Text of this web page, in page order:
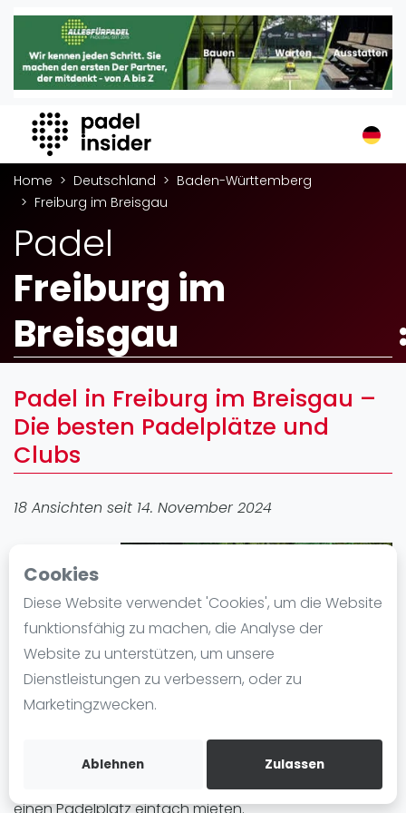
Cookies
Diese Website verwendet 'Cookies', um die Website
funktionsfähig zu machen, die Analyse der
Website zu unterstützen, um unsere
Dienstleistungen zu verbessern, oder zu
Marketingzwecken.
Ablehnen Zulassen
Padel Insider
Home
Organisationen
Buchungssysteme
Padel-Shops
Padel-Marken
Padelplatzbauer
Verschiedenes
Veranstaltungen
Turniere
International
Playtomic
Ranking
Männer
FIP Männer
Blog
Die Geschichte von Padel
Regeln und Punktzählung
Padel Schläge
Video
Home Deutschland
Baden-Württemberg
Freiburg im Breisgau
Padel
Freiburg im
Breisgau
Padel in Freiburg im Breisgau –
Die besten Padelplätze und
Clubs
18 Ansichten seit 14. November 2024
Freiburg im
Breisgau
erfreut sich
großer
Beliebtheit. In
der Stadt gibt
plätze. Egal ob Anfänger oder Fortgeschrittene, in
Freiburg im Breisgau können Sie Padel spielen und